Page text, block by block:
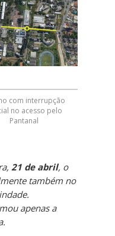
com interrupção
no acesso pelo
Pantanal
21 de abril, o
também no
apenas a